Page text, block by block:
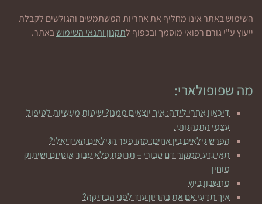
השימוש באתר אינו מחליף את אחריות המשתמשים והגולשים לקבלת
ייעוץ ע"י גורם רפואי מוסמך ובכפוף לתקנון ותנאי השימושבאתר.
מה שפופולארי:
דיכאון אחרי לידה: איך יוצאים ממנו? שיטות מעשיות לטיפול
עצמי התנהגותי.
הפרש גילאים בין אחים: מהו פער הגילאים האידיאלי?
תאי גזע ממקור דם טבורי – תרופת פלא עבור אוטיזם ושיתוק
מוחין
מחשבון ביוץ
איך תדעי אם את בהריון עוד לפני הבדיקה?